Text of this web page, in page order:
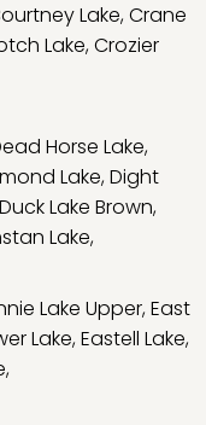
Lake,Crane
Lake,Crozier
Horse Lake,
Lake,Dight
Duck Lake Brown,
Lake,
Lake Upper,East
Lake,Eastell Lake,
,